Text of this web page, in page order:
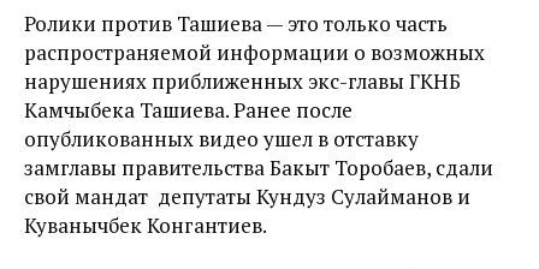
Ролики против Ташиева — это только часть
распространяемой информации о возможных
нарушениях приближенных экс-главы ГКНБ
Камчыбека Ташиева. Ранее после
опубликованных видео ушел в отставку
замглавы правительства Бакыт Торобаев, сдали
свой мандат депутаты Кундуз Сулайманов и
Куванычбек Конгантиев.